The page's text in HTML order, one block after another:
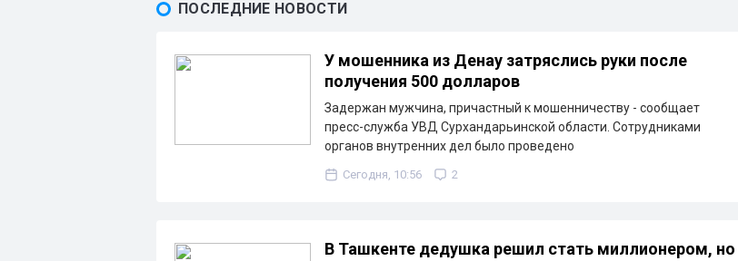
ПОСЛЕДНИЕ НОВОСТИ
У мошенника из Денау затряслись руки после
получения 500 долларов
Задержан мужчина, причастный к мошенничеству - сообщает
пресс-служба УВД Сурхандарьинской области. Сотрудниками
органов внутренних дел было проведено
Сегодня, 10:56 2
В Ташкенте дедушка решил стать миллионером, но